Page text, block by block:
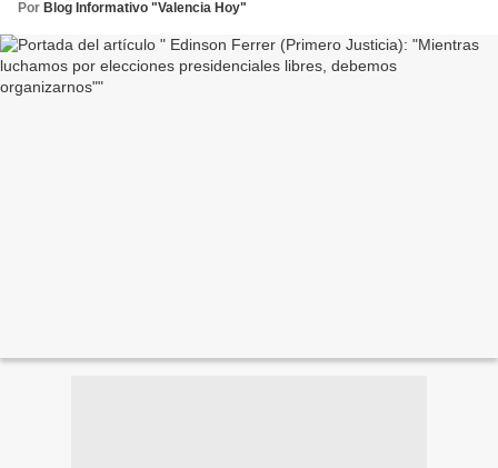
Por Blog Informativo "Valencia Hoy"